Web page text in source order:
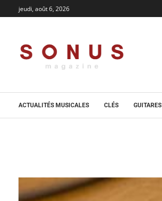
jeudi, août 6, 2026
ACTUALITÉS MUSICALES CLÉS GUITARES